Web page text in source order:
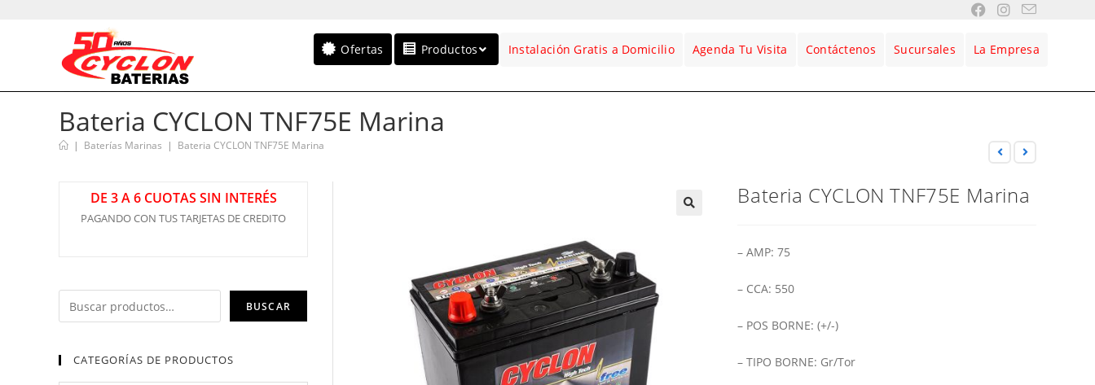
Ofertas Productos Instalación Gratis a Domicilio Agenda Tu Visita Contáctenos Sucursales La Empresa
Bateria CYCLON TNF75E Marina
| Baterías Marinas | Bateria CYCLON TNF75E Marina
Bateria CYCLON TNF75E Marina
– AMP: 75
– CCA: 550
– POS BORNE: (+/-)
– TIPO BORNE: Gr/Tor
DE 3 A 6 CUOTAS SIN INTERÉS
PAGANDO CON TUS TARJETAS DE CREDITO
BUSCAR
CATEGORÍAS DE PRODUCTOS